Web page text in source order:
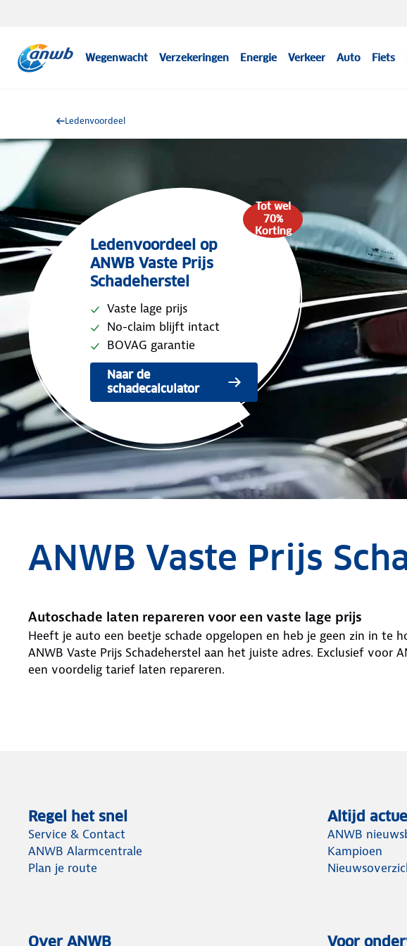
Wegenwacht Verzekeringen Energie Verkeer Auto Fiets
Ledenvoordeel
Tot wel
70%
Korting
Ledenvoordeel op
ANWB Vaste Prijs
Schadeherstel
Vaste lage prijs
No-claim blijft intact
BOVAG garantie
Naar de
schadecalculator
ANWB Vaste Prijs
Autoschade laten repareren voor een vaste lage prijs
Heeft je auto een beetje schade opgelopen en heb je geen zin in te
ANWB Vaste Prijs Schadeherstel aan het juiste adres. Exclusief voor
een voordelig tarief laten repareren.
Regel het snel
Service & Contact
ANWB Alarmcentrale
Plan je route
Altijd
ANWB
Kampioen
Over ANWB Voor